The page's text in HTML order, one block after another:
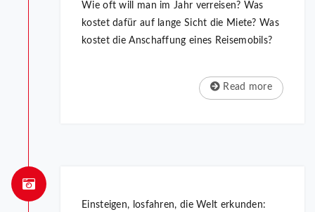
Wie oft will man im Jahr verreisen? Was
kostet dafür auf lange Sicht die Miete? Was
kostet die Anschaffung eines Reisemobils?
Read more
Einsteigen, losfahren, die Welt erkunden: